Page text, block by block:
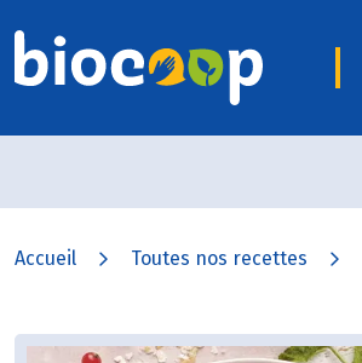
Accueil Toutes nos recettes